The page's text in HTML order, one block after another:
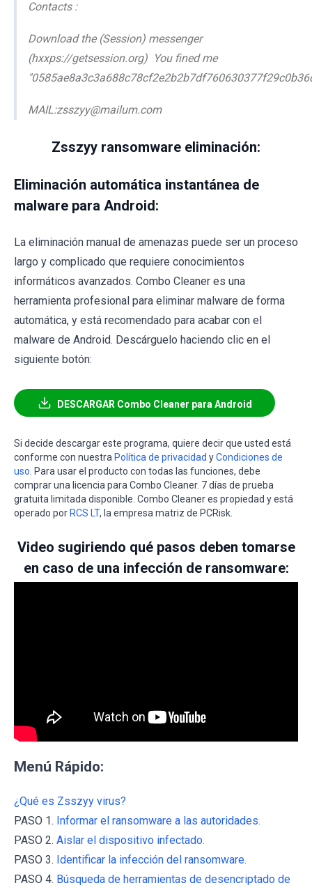
Contacts :
Download the (Session) messenger
(hxxps://getsession.org) You fined me
MAIL:zsszyy@mailum.com
Zsszyy ransomware eliminación:
Eliminación automática instantánea de
malware para Android:
La eliminación manual de amenazas puede ser un proceso
largo y complicado que requiere conocimientos
informáticos avanzados. Combo Cleaner es una
herramienta profesional para eliminar malware de forma
automática, y está recomendado para acabar con el
malware de Android. Descárguelo haciendo clic en el
siguiente botón:
DESCARGAR Combo Cleaner para Android
Si decide descargar este programa, quiere decir que usted está
conforme con nuestra Política de privacidad yCondiciones de
uso . Para usar el producto con todas las funciones, debe
comprar una licencia para Combo Cleaner. 7 días de prueba
gratuita limitada disponible. Combo Cleaner es propiedad y está
operado por RCS LT, la empresa matriz de PCRisk.
Video sugiriendo qué pasos deben tomarse
en caso de una infección de ransomware:
Menú Rápido:
¿Qué es Zsszyy virus?
PASO 1. Informar el ransomware a las autoridades.
PASO 2. Aislar el dispositivo infectado.
PASO 3. Identificar la infección del ransomware.
PASO 4. Búsqueda de herramientas de desencriptado de